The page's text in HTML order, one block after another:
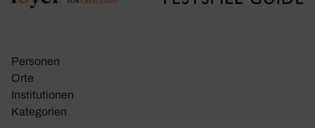
Personen
Orte
Insti­tu­tionen
Kate­go­rien